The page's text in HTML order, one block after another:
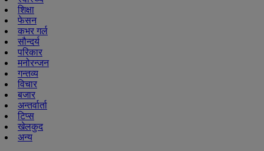
शिक्षा
फेसन
कभर गर्ल
सौन्दर्य
परिकार
मनोरन्जन
गन्तव्य
विचार
बजार
अन्तर्वार्ता
टिप्स
खेलकुद
अन्य